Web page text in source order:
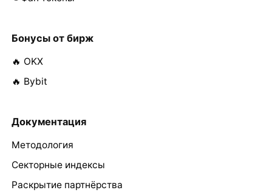
Бонусы от бирж
🔥 OKX
🔥 Bybit
Документация
Методология
Секторные индексы
Раскрытие партнёрства